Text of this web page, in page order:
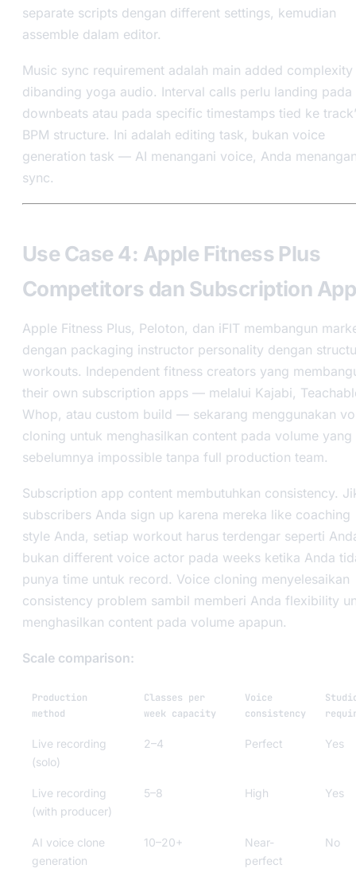
separate scripts dengan different settings, kemudian
assemble dalam editor.
Music sync requirement adalah main added complexity
dibanding yoga audio. Interval calls perlu landing pada
downbeats atau pada specific timestamps tied ke
BPM structure. Ini adalah editing task, bukan voice
generation task — AI menangani voice, Anda
sync.
Use Case 4: Apple Fitness Plus
Competitors dan Subscription
Apple Fitness Plus, Peloton, dan iFIT membangun
dengan packaging instructor personality dengan
workouts. Independent fitness creators yang
their own subscription apps — melalui Kajabi,
Whop, atau custom build — sekarang menggunakan
cloning untuk menghasilkan content pada volume yang
sebelumnya impossible tanpa full production team.
Subscription app content membutuhkan consistency.
subscribers Anda sign up karena mereka like coaching
style Anda, setiap workout harus terdengar seperti
bukan different voice actor pada weeks ketika Anda
punya time untuk record. Voice cloning menyelesaikan
consistency problem sambil memberi Anda flexibility
menghasilkan content pada volume apapun.
Scale comparison:
Production
method
Classes per
week capacity
Voice
consistency
Live recording
(solo)
2–4 Perfect Yes
Live recording
(with producer)
5–8 High Yes
AI voice clone
generation
10–20+
Near-
perfect
No